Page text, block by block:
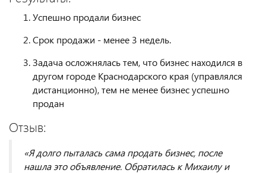
Успешно продали бизнес
Срок продажи - менее 3 недель.
Задача осложнялась тем, что бизнес находился в
другом городе Краснодарского края (управлялся
дистанционно), тем не менее бизнес успешно
продан
Отзыв:
«Я долго пыталась сама продать бизнес, после
нашла это объявление. Обратилась к Михаилу и